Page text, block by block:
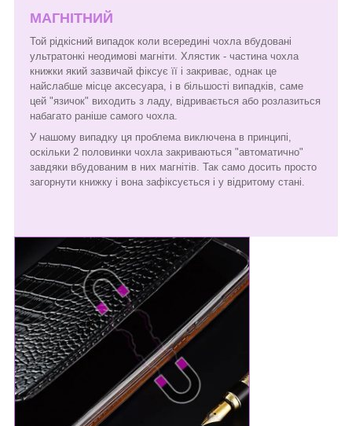
МАГНІТНИЙ
Той рідкісний випадок коли всередині чохла вбудовані
ультратонкі неодимові магніти. Хлястик - частина чохла
книжки який зазвичай фіксує її і закриває, однак це
найслабше місце аксесуара, і в більшості випадків, саме
цей "язичок" виходить з ладу, відривається або розлазиться
набагато раніше самого чохла.
У нашому випадку ця проблема виключена в принципі,
оскільки 2 половинки чохла закриваються "автоматично"
завдяки вбудованим в них магнітів. Так само досить просто
загорнути книжку і вона зафіксується і у відритому стані.